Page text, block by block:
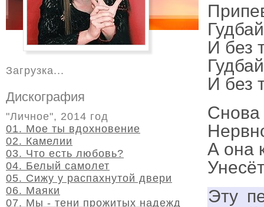
И без
И без
Снова
А она
Эту
Загрузка...
Дискография
"Личное", 2014 год
01. Мое ты вдохновение
02. Камелии
03. Что есть любовь?
04. Белый самолет
05. Сижу у распахнутой двери
06. Маяки
07. Мы - тени прожитых надежд